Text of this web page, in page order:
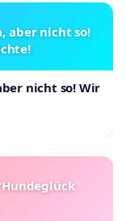
aber nicht so!
nicht so! Wir